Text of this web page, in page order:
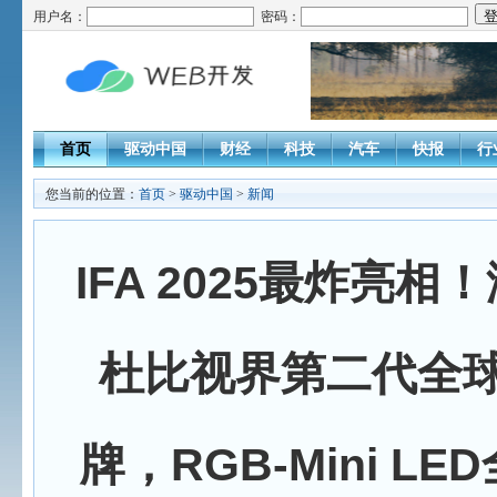
用户名： 密码：
首页 驱动中国 财经 科技 汽车 快报 行
您当前的位置： 首页 > 驱动中国 > 新闻
IFA 2025最炸亮相
杜比视界第二代全
牌，RGB-Mini LED